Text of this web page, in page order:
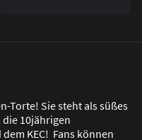
Torte! Sie steht als süßes
die 10jährigen
KEC! Fans können